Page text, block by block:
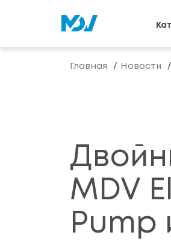
Главная Новости
MDV
Pump